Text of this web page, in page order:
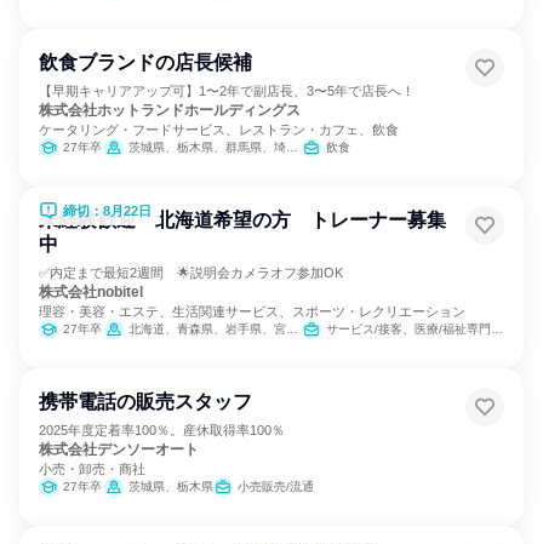
飲食ブランドの店長候補
【早期キャリアアップ可】1〜2年で副店長、3〜5年で店長へ！
株式会社ホットランドホールディングス
ケータリング・フードサービス、レストラン・カフェ、飲食
27年卒 茨城県、栃木県、群馬県、埼玉県、千葉県、東京都、神奈川県 飲食
締切：8月22日
未経験歓迎 北海道希望の方 トレーナー募集
中
✅内定まで最短2週間 🌟説明会カメラオフ参加OK
株式会社nobitel
理容・美容・エステ、生活関連サービス、スポーツ・レクリエーション
27年卒 北海道、青森県、岩手県、宮城県、秋田県、山形県、福島県、茨城県、栃木県、群馬県、埼玉県、千葉県、東京都、神奈川県、新潟県、富山県、石川県、福井県、山梨県、長野県、岐阜県、静岡県、愛知県、三重県、滋賀県、京都府、大阪府、兵庫県、奈良県、和歌山県、鳥取県、島根県、岡山県、広島県、山口県、徳島県、香川県、愛媛県、高知県、福岡県、佐賀県、長崎県、熊本県、大分県、宮崎県、鹿児島県、沖縄県 サービス/接客、医療/福祉専門職、教育/保育専門職、小売販売/流通
携帯電話の販売スタッフ
2025年度定着率100％。産休取得率100％
株式会社デンソーオート
小売・卸売・商社
27年卒 茨城県、栃木県 小売販売/流通